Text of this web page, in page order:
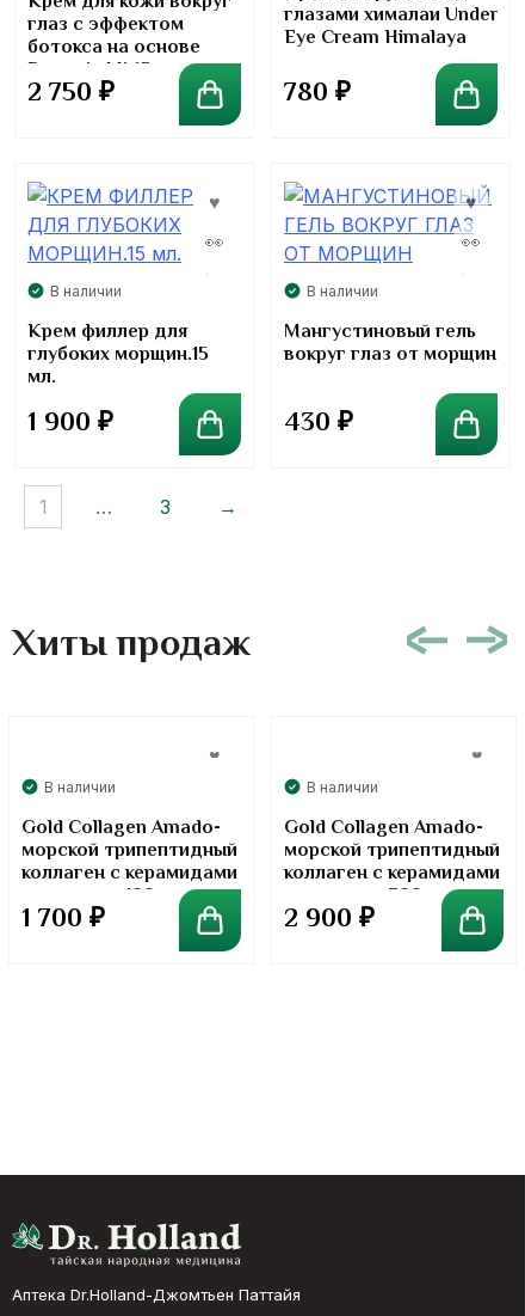
глаз с эффектом
ботокса на основе
Pueraria Mirifica
2 750 ₽
глазами хималаи Under
Eye Cream Himalaya
780 ₽
В наличии
Крем филлер для
глубоких морщин.15
мл.
1 900 ₽
В наличии
Мангустиновый гель
вокруг глаз от морщин
430 ₽
1 … 3 →
Хиты продаж
В наличии
Gold Collagen Amado-
морской трипептидный
коллаген с керамидами
в порошке. 100 грамм
1 700 ₽
В наличии
Gold Collagen Amado-
морской трипептидный
коллаген с керамидами
в порошке. 300 грамм
2 900 ₽
Аптека Dr.Holland-Джомтьен Паттайя